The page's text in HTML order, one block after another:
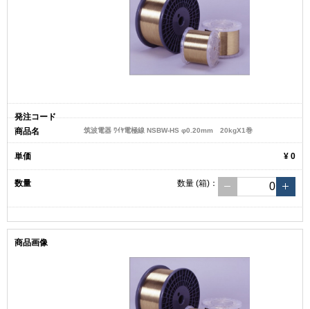
筑波電器 ﾜｲﾔ電極線 NSBW-HS φ0.20mm 20kgX1巻
¥ 0
数量 (箱) ：